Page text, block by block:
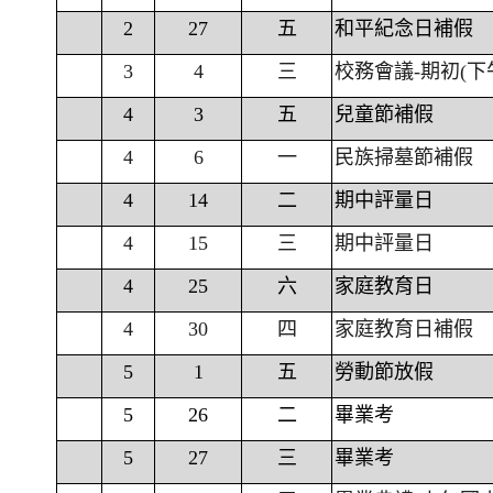
2 27 五
和平紀念日補假
3
4 三
校務會議-期初(下
4
3 五
兒童節補假
4
6 一
民族掃墓節補假
4
14 二
期中評量日
4
15 三
期中評量日
4
25 六
家庭教育日
4
30 四
家庭教育日補假
5
1 五
勞動節放假
5
26 二
畢業考
5
27 三
畢業考